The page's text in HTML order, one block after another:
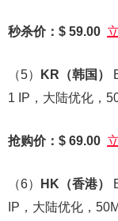
秒杀价：$ 59.00
（5） KR （韩国）
1 IP，大陆优化，
抢购价：$ 69.00
（6） HK （香港）
IP，大陆优化，